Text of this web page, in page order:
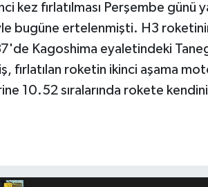
kez fırlatılması Perşembe günü
bugüne ertelenmişti. H3
Kagoshima eyaletindeki
fırlatılan roketin ikinci aşama
10.52 sıralarında rokete